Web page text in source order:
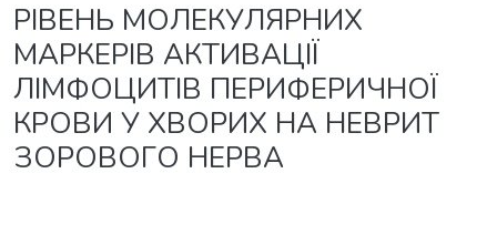
РІВЕНЬ МОЛЕКУЛЯРНИХ
МАРКЕРІВ АКТИВАЦІЇ
ЛІМФОЦИТІВ ПЕРИФЕРИЧНОЇ
КРОВИ У ХВОРИХ НА НЕВРИТ
ЗОРОВОГО НЕРВА